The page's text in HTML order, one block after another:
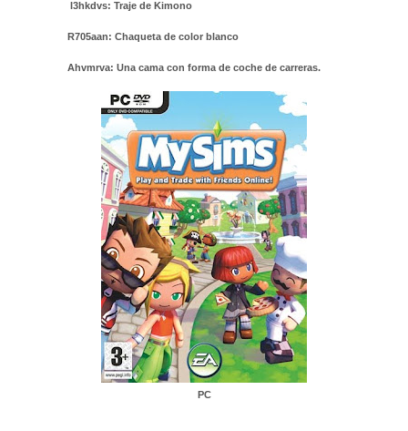
I3hkdvs: Traje de Kimono
R705aan: Chaqueta de color blanco
Ahvmrva: Una cama con forma de coche de carreras.
PC